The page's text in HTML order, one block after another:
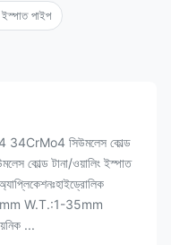
পাইপ
34CrMo4 সিউমলেস কোল্ড
কোল্ড টানা/ওয়ালিং ইস্পাত
W.T.:1-35mm
...